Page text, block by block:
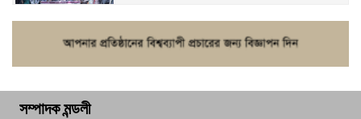
সম্পাদক মন্ডলী